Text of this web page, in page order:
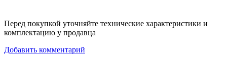
Перед покупкой уточняйте технические характеристики и
комплектацию у продавца
Добавить комментарий